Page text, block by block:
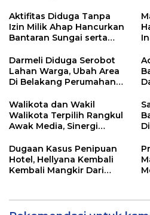
Kurau
Aktifitas Diduga Tanpa
Izin Milik Ahap Hancurkan
Bantaran Sungai serta
Darmeli Diduga Serobot
Lahan Warga, Ubah Area
Di Belakang Perumahan
Jadi Tambang Ilegal
Walikota dan Wakil
Walikota Terpilih Rangkul
Awak Media, Sinergi
Pangkalpinang
Dugaan Kasus Penipuan
Hotel, Hellyana Kembali
Kembali Mangkir Dari